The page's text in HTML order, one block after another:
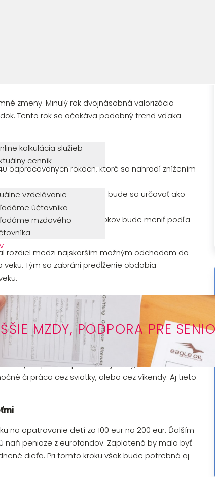
kalkulácia služieb
cenník
vzdelávanie
účtovníka
mzdového
MZDY, PODPORA PRE
zmeny. Minulý rok dvojnásobná valorizácia
Tento rok sa očakáva podobný trend vďaka
odpracovaných rokoch, ktoré sa nahradí znížením
pre predčasný dôchodok: bude sa určovať ako
odpracovaných rokov bude meniť podľa
rozdiel medzi najskorším možným odchodom do
Tým sa zabráni predĺženie obdobia
aby sa minimálna mzda počítala ako 60 % z
že sumy minimálnej mzdy by boli
2027 – 969 eur.
byť napr. 50 % priemernej mzdy, ale v danom
či práca cez sviatky, alebo cez víkendy. Aj tieto
na opatrovanie detí zo 100 eur na 200 eur. Ďalším
naň peniaze z eurofondov. Zaplatená by mala byť
dieťa. Pri tomto kroku však bude potrebná aj